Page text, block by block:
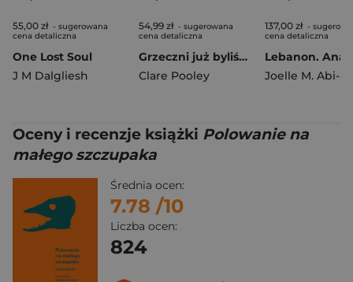
55,00 zł - sugerowana
cena detaliczna
One Lost Soul
J M Dalgliesh
54,99 zł - sugerowana
cena detaliczna
Grzeczni już byliśmy
Clare Pooley
137,00 zł -
cena detaliczna
Oceny i recenzje książki Polowanie na
małego szczupaka
Średnia ocen:
7.78 /10
Liczba ocen:
824